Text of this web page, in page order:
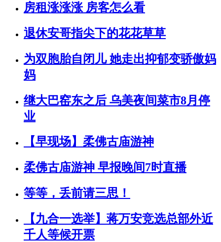
房租涨涨涨 房客怎么看
退休安哥指尖下的花花草草
为双胞胎自闭儿 她走出抑郁变骄傲妈
妈
继大巴窑东之后 乌美夜间菜市8月停
业
【早现场】柔佛古庙游神
柔佛古庙游神 早报晚间7时直播
等等，丢前请三思！
【九合一选举】蒋万安竞选总部外近
千人等候开票